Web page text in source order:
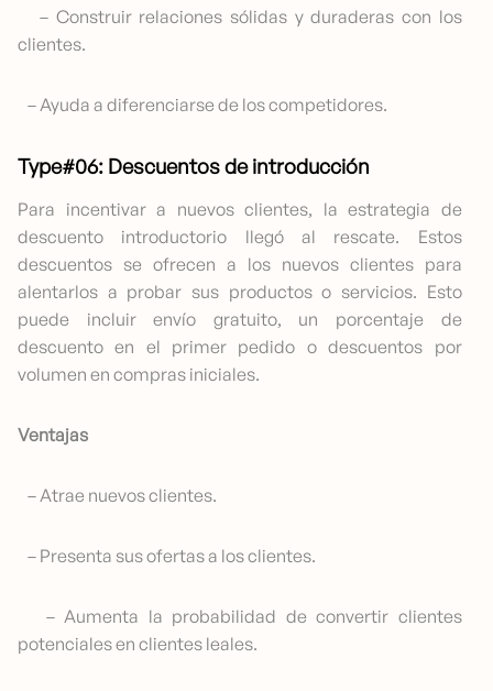
– Construir relaciones sólidas y duraderas con los
clientes.
– Ayuda a diferenciarse de los competidores.
Type#06: Descuentos de introducción
Para incentivar a nuevos clientes, la estrategia de
descuento introductorio llegó al rescate. Estos
descuentos se ofrecen a los nuevos clientes para
alentarlos a probar sus productos o servicios. Esto
puede incluir envío gratuito, un porcentaje de
descuento en el primer pedido o descuentos por
volumen en compras iniciales.
Ventajas
– Atrae nuevos clientes.
– Presenta sus ofertas a los clientes.
– Aumenta la probabilidad de convertir clientes
potenciales en clientes leales.